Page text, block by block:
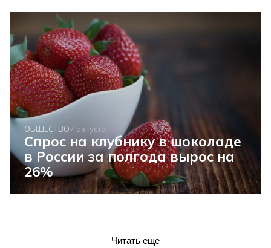
ОБЩЕСТВО7 августа
Спрос на клубнику в шоколаде
в России за полгода вырос на
26%
Читать еще